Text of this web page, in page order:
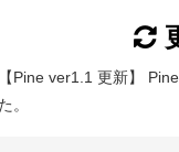
【Pine ver1.1 更新】
た。